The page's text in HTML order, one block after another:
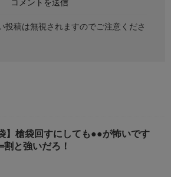
投稿は無視されますのでご注意くださ
】槍袋回すにしても●●が怖いです
と強いだろ！